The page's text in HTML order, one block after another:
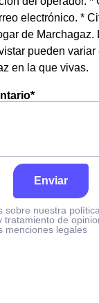
electrónico. *
de Marchagaz.
pueden variar
en la que vivas.
Enviar
sobre nuestra
tratamiento de
menciones legales